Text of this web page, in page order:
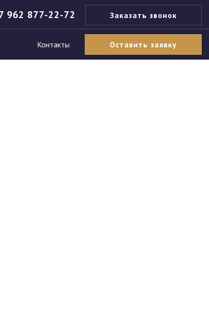
962 877-22-72 Заказать звонок
Контакты Оставить заявку